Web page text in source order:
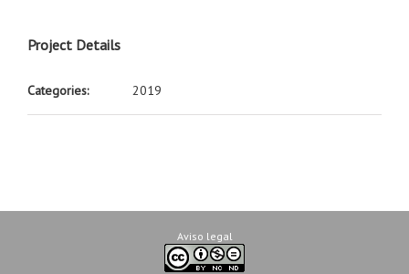
Project Details
Categories: 2019
Aviso legal